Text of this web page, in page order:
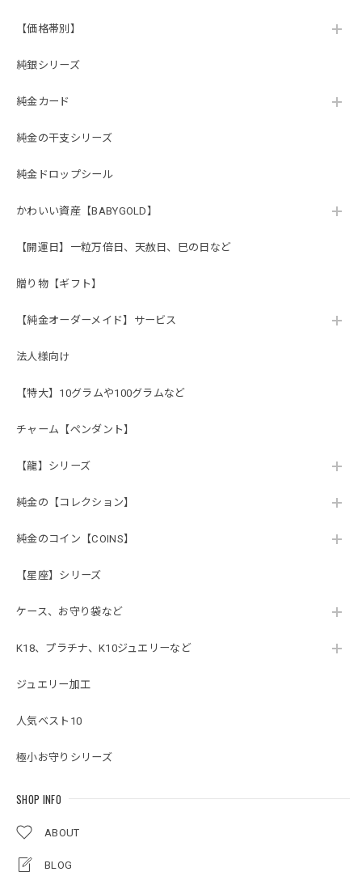
【価格帯別】
純銀シリーズ
純金カード
純金の干支シリーズ
純金ドロップシール
かわいい資産【BABYGOLD】
【開運日】一粒万倍日、天赦日、巳の日など
贈り物【ギフト】
【純金オーダーメイド】サービス
法人様向け
【特大】10グラムや100グラムなど
チャーム【ペンダント】
【龍】シリーズ
純金の【コレクション】
純金のコイン【COINS】
【星座】シリーズ
ケース、お守り袋など
K18、プラチナ、K10ジュエリーなど
ジュエリー加工
人気ベスト10
極小お守りシリーズ
SHOP INFO
ABOUT
BLOG